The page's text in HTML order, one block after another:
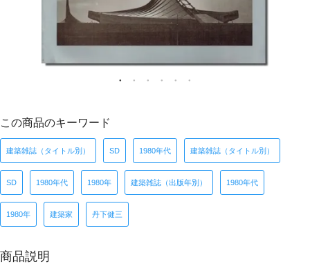
この商品のキーワード
建築雑誌（タイトル別） SD 1980年代 建築雑誌（タイトル別）
SD 1980年代 1980年 建築雑誌（出版年別） 1980年代
1980年 建築家 丹下健三
商品説明